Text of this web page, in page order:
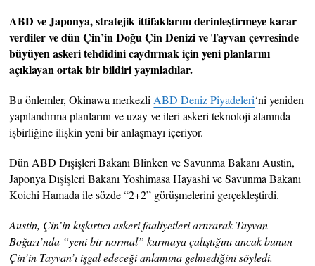
ABD ve Japonya, stratejik ittifaklarını derinleştirmeye karar
verdiler ve dün Çin’in Doğu Çin Denizi ve Tayvan çevresinde
büyüyen askeri tehdidini caydırmak için yeni planlarını
açıklayan ortak bir bildiri yayınladılar.
Bu önlemler, Okinawa merkezli ABD Deniz Piyadeleri‘ni yeniden
yapılandırma planlarını ve uzay ve ileri askeri teknoloji alanında
işbirliğine ilişkin yeni bir anlaşmayı içeriyor.
Dün ABD Dışişleri Bakanı Blinken ve Savunma Bakanı Austin,
Japonya Dışişleri Bakanı Yoshimasa Hayashi ve Savunma Bakanı
Koichi Hamada ile sözde “2+2” görüşmelerini gerçekleştirdi.
Austin, Çin’in kışkırtıcı askeri faaliyetleri artırarak Tayvan
Boğazı’nda “yeni bir normal” kurmaya çalıştığını ancak bunun
Çin’in Tayvan’ı işgal edeceği anlamına gelmediğini söyledi.